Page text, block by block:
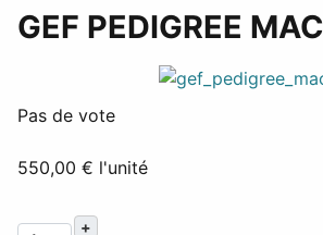
GEF PEDIGREE MAC
Pas de vote
550,00 € l'unité
+